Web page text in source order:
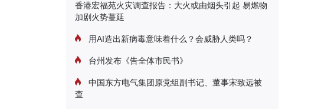
香港宏福苑火灾调查报告：大火或由烟头引起 易燃物
加剧火势蔓延
用AI造出新病毒意味着什么？会威胁人类吗？
台州发布《告全体市民书》
中国东方电气集团原党组副书记、董事宋致远被
查